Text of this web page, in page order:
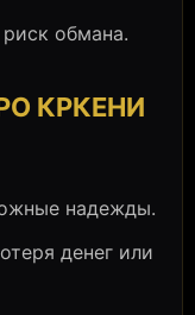
обмана.
КРКЕНИ
надежды.
денег или